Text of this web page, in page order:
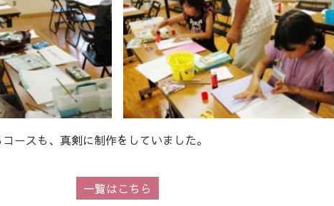
ースも、真剣に制作をしていました。
一覧はこちら